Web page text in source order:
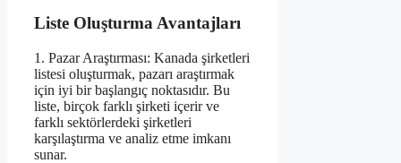
Liste Oluşturma Avantajları
1. Pazar Araştırması: Kanada şirketleri
listesi oluşturmak, pazarı araştırmak
için iyi bir başlangıç noktasıdır. Bu
liste, birçok farklı şirketi içerir ve
farklı sektörlerdeki şirketleri
karşılaştırma ve analiz etme imkanı
sunar.